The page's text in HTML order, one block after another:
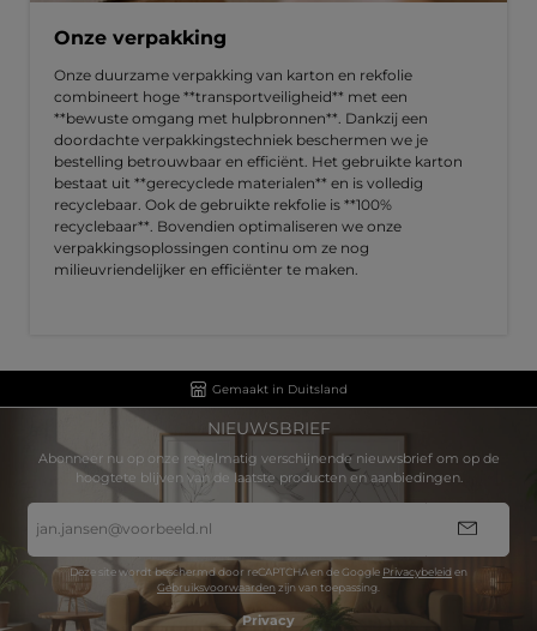
Onze verpakking
Onze duurzame verpakking van karton en rekfolie
combineert hoge **transportveiligheid** met een
**bewuste omgang met hulpbronnen**. Dankzij een
doordachte verpakkingstechniek beschermen we je
bestelling betrouwbaar en efficiënt. Het gebruikte karton
bestaat uit **gerecyclede materialen** en is volledig
recyclebaar. Ook de gebruikte rekfolie is **100%
recyclebaar**. Bovendien optimaliseren we onze
verpakkingsoplossingen continu om ze nog
milieuvriendelijker en efficiënter te maken.
Gemaakt in Duitsland
NIEUWSBRIEF
Abonneer nu op onze regelmatig verschijnende nieuwsbrief om op de
hoogtete blijven van de laatste producten en aanbiedingen.
mailadres
*
Deze site wordt beschermd door reCAPTCHA en de Google Privacybeleid en
Gebruiksvoorwaardenzijn van toepassing.
Privacy